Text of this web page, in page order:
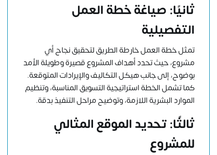
ثانيًا: صياغة خطة العمل
التفصيلية
تمثل خطة العمل خارطة الطريق لتحقيق نجاح أي
مشروع، حيث تحدد أهداف المشروع قصيرة وطويلة الأمد
بوضوح، إلى جانب هيكل التكاليف والإيرادات المتوقعة.
كما تشمل الخطة استراتيجية التسويق المناسبة، وتنظيم
الموارد البشرية اللازمة، وتوضيح مراحل التنفيذ بدقة.
ثالثًا: تحديد الموقع المثالي
للمشروع